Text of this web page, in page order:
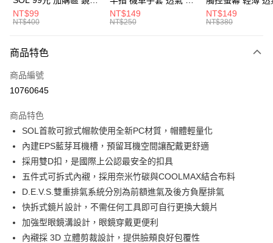
每筆NT$60，滿NT$1,000(含以上)免運費
7-11取貨付款(安全帽一頂以上請選宅配)
每筆NT$100，滿NT$1,000(含以上)免運費
內襯 內置墨鏡 防水帽
袋 安全帽配件
NT$99
NT$400
殼護具 騎車 腳踏車 爬
山 釣魚 MK-09 耀瑪騎
NT$149
NT$250
滑 反光 機車手套
A016 耀瑪騎士安
NT$149
NT$380
商品特色
商品編號
10760645
商品特色
SOL首款可掀式帽款使用全新PC材質，帽體輕量化
內建EPS藍芽耳機槽，預留耳機空間讓配戴更舒適
採用雙D扣，是國際上公認最安全的扣具
五件式可拆式內襯，採用奈米竹碳與COOLMAX結合布料
D.E.V.S.雙重排氣系統分別為前額進氣及後方負壓排氣
快拆式鏡片設計，不需任何工具即可自行更換大鏡片
加強型眼鏡溝設計，眼鏡穿戴更便利
內襯採 3D 立體剪裁設計，提供臉頰良好包覆性